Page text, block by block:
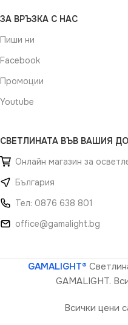
ЗА ВРЪЗКА С НАС
Пиши ни
Facebook
Промоции
Youtube
СВЕТЛИНАТА ВЪВ ВАШИЯ
Онлайн магазин за
България
Тел: 0876 638 801
office@gamalight.bg
GAMALIGHT®
GAMALIGHT.
Всички цени